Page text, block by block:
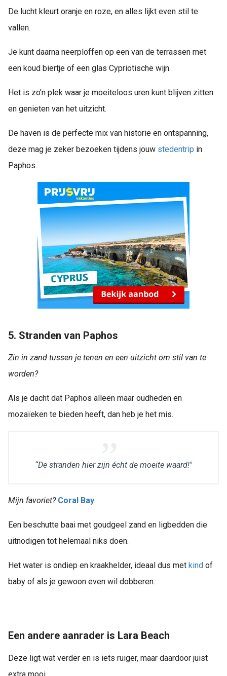
De lucht kleurt oranje en roze, en alles lijkt even stil te
vallen.
Je kunt daarna neerploffen op een van de terrassen met
een koud biertje of een glas Cypriotische wijn.
Het is zo'n plek waar je moeiteloos uren kunt blijven zitten
en genieten van het uitzicht.
De haven is de perfecte mix van historie en ontspanning,
deze mag je zeker bezoeken tijdens jouw stedentrip in
Paphos.
5. Stranden van Paphos
Zin in zand tussen je tenen en een uitzicht om stil van te
worden?
Als je dacht dat Paphos alleen maar oudheden en
mozaïeken te bieden heeft, dan heb je het mis.
“De stranden hier zijn écht de moeite waard!"
Mijn favoriet? Coral Bay.
Een beschutte baai met goudgeel zand en ligbedden die
uitnodigen tot helemaal niks doen.
Het water is ondiep en kraakhelder, ideaal dus met kind of
baby of als je gewoon even wil dobberen.
Een andere aanrader is Lara Beach
Deze ligt wat verder en is iets ruiger, maar daardoor juist